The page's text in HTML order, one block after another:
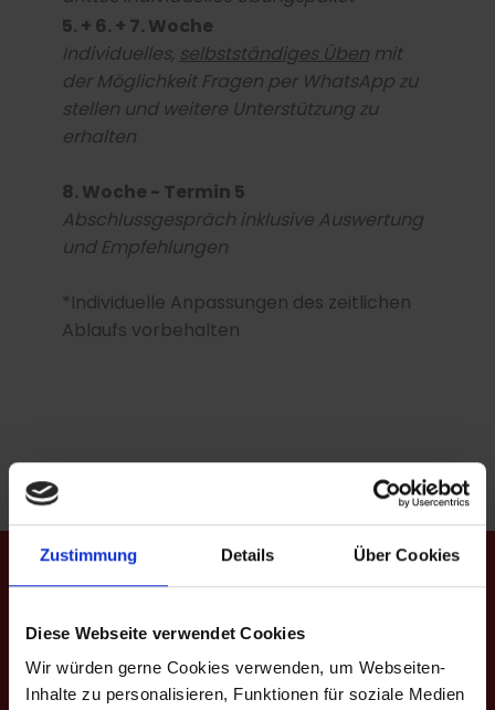
Zustimmung Details Über Cookies
Diese Webseite verwendet Cookies
Wir würden gerne Cookies verwenden, um Webseiten-
Inhalte zu personalisieren, Funktionen für soziale Medien
5. + 6. + 7. Woche
Individuelles, selbstständiges Üben mit
der Möglichkeit Fragen per WhatsApp zu
stellen und weitere Unterstützung zu
erhalten
8. Woche - Termin 5
Abschlussgespräch inklusive Auswertung
und Empfehlungen
*Individuelle Anpassungen des zeitlichen
Ablaufs vorbehalten